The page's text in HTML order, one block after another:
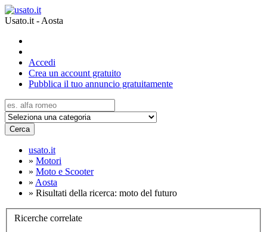
Usato.it - Aosta
Accedi
Crea un account gratuito
Pubblica il tuo annuncio gratuitamente
Cerca
usato.it
» Motori
» Moto e Scooter
» Aosta
» Risultati della ricerca: moto del futuro
Ricerche correlate